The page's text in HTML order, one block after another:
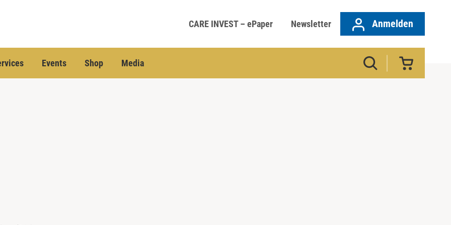
CARE INVEST – ePaper Newsletter Anmelden
Events Shop Media